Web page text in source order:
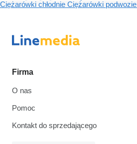
Ciężarówki chłodnie Ciężarówki podwozie
Firma
O nas
Pomoc
Kontakt do sprzedającego